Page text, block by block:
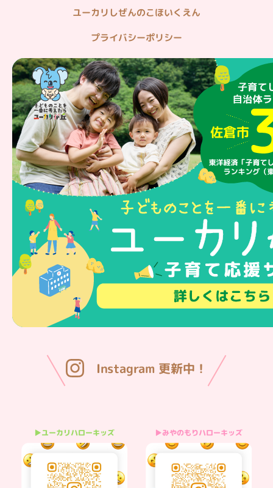
ユーカリしぜんのこほいくえん
プライバシーポリシー
Instagram 更新中！
▶ユーカリハローキッズ ▶みやのもりハローキッズ